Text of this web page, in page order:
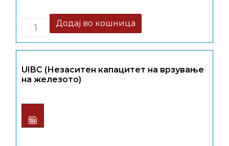
Quantity
Додај во кошница
UIBC (Незаситен капацитет на врзување
на железото)